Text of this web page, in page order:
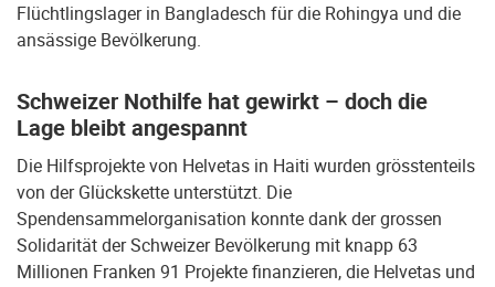
Flüchtlingslager in Bangladesch für die Rohingya und die
ansässige Bevölkerung.
Schweizer Nothilfe hat gewirkt – doch die
Lage bleibt angespannt
Die Hilfsprojekte von Helvetas in Haiti wurden grösstenteils
von der Glückskette unterstützt. Die
Spendensammelorganisation konnte dank der grossen
Solidarität der Schweizer Bevölkerung mit knapp 63
Millionen Franken 91 Projekte finanzieren, die Helvetas und